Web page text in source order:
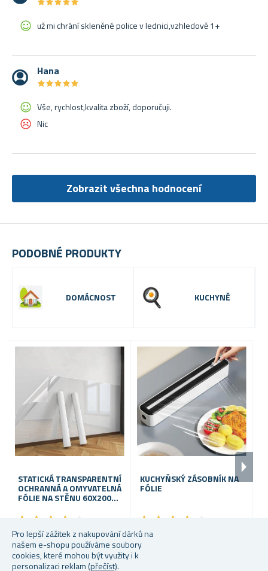
Pro lepší zážitek z nakupování dárků na
našem e-shopu používáme soubory
cookies, které mohou být využity i k
personalizaci reklam (přečíst).
PODOBNÉ PRODUKTY
DOMÁCNOST KUCHYNĚ
STATICKÁ TRANSPARENTNÍ
OCHRANNÁ A OMYVATELNÁ
FÓLIE NA STĚNU 60X200
★ ★ ★ ★
★ ★ ★ ★
109 Kč
Skladem
KUCHYŇSKÝ ZÁSOBNÍK NA
FÓLIE
★ ★ ★ ★
★ ★ ★ ★
249 Kč
Skladem
už mi chrání skleněné police v lednici,vzhledově 1+
Hana
★★★★★
★★★★★
Vše, rychlost,kvalita zboží, doporučuji.
Nic
Zobrazit všechna hodnocení